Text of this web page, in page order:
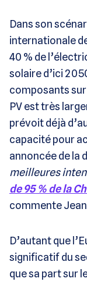
Dans son
internationale
40 % de
solaire d’ici
composants
PV est très
prévoit déjà
capacité pour
annoncée de la
meilleures
de 95 % de la
commente
D’autant que
significatif du
que sa part sur